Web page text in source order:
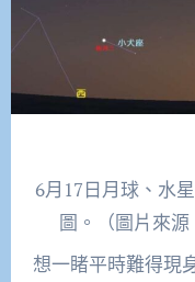
6月17日月球、水
圖。（圖片來源
想一睹平時難得現身的水星嗎？臺北天文館表示，6